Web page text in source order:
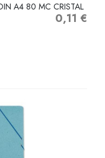
A4 80 MC CRISTAL
Precio
0,11 €